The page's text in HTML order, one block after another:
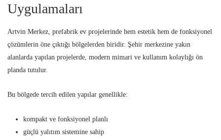
Uygulamaları
Artvin Merkez, prefabrik ev projelerinde hem estetik hem de fonksiyonel
çözümlerin öne çıktığı bölgelerden biridir. Şehir merkezine yakın
alanlarda yapılan projelerde, modern mimari ve kullanım kolaylığı ön
planda tutulur.
Bu bölgede tercih edilen yapılar genellikle:
kompakt ve fonksiyonel planlı
güçlü yalıtım sistemine sahip